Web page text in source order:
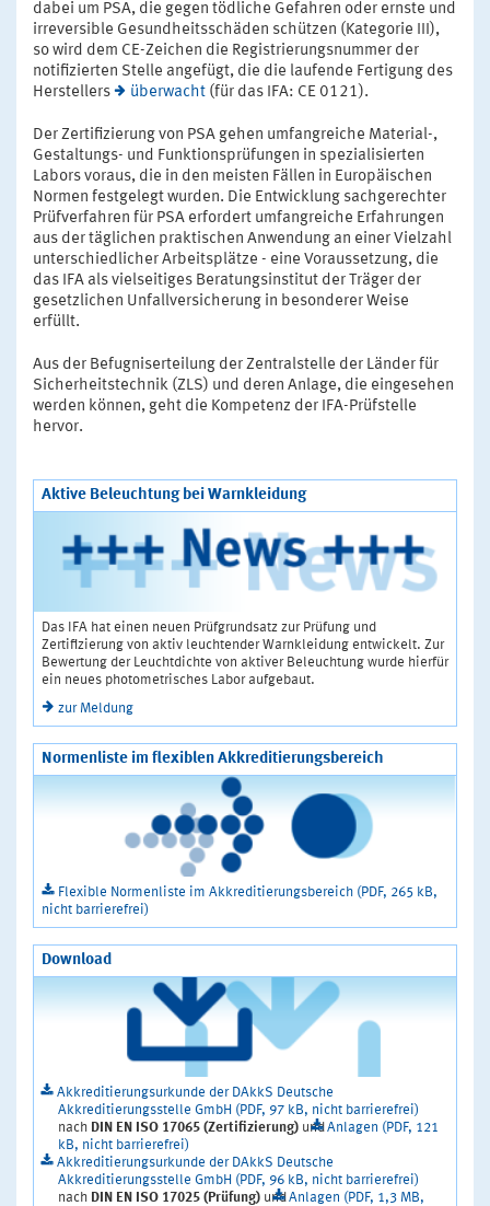
dabei um PSA, die gegen tödliche Gefahren oder ernste und
irreversible Gesundheitsschäden schützen (Kategorie III),
so wird dem CE-Zeichen die Registrierungsnummer der
notifizierten Stelle angefügt, die die laufende Fertigung des
Herstellers
überwacht (für das IFA: CE 0121).
Der Zertifizierung von PSA gehen umfangreiche Material-,
Gestaltungs- und Funktionsprüfungen in spezialisierten
Labors voraus, die in den meisten Fällen in Europäischen
Normen festgelegt wurden. Die Entwicklung sachgerechter
Prüfverfahren für PSA erfordert umfangreiche Erfahrungen
aus der täglichen praktischen Anwendung an einer Vielzahl
unterschiedlicher Arbeitsplätze - eine Voraussetzung, die
das IFA als vielseitiges Beratungsinstitut der Träger der
gesetzlichen Unfallversicherung in besonderer Weise
erfüllt.
Aus der Befugniserteilung der Zentralstelle der Länder für
Sicherheitstechnik (ZLS) und deren Anlage, die eingesehen
werden können, geht die Kompetenz der IFA-Prüfstelle
hervor.
Aktive Beleuchtung bei Warnkleidung
Das IFA hat einen neuen Prüfgrundsatz zur Prüfung und
Zertifizierung von aktiv leuchtender Warnkleidung entwickelt. Zur
Bewertung der Leuchtdichte von aktiver Beleuchtung wurde hierfür
ein neues photometrisches Labor aufgebaut.
zur Meldung
Normenliste im flexiblen Akkreditierungsbereich
Flexible Normenliste im Akkreditierungsbereich (PDF, 265 kB,
nicht barrierefrei)
Download
Akkreditierungsurkunde der DAkkS Deutsche
Akkreditierungsstelle GmbH (PDF, 97 kB, nicht barrierefrei)
nach DIN EN ISO 17065 (Zertifizierung) undAnlagen (PDF, 121
kB, nicht barrierefrei)
Akkreditierungsurkunde der DAkkS Deutsche
Akkreditierungsstelle GmbH (PDF, 96 kB, nicht barrierefrei)
nach DIN EN ISO 17025 (Prüfung) undAnlagen (PDF, 1,3 MB,